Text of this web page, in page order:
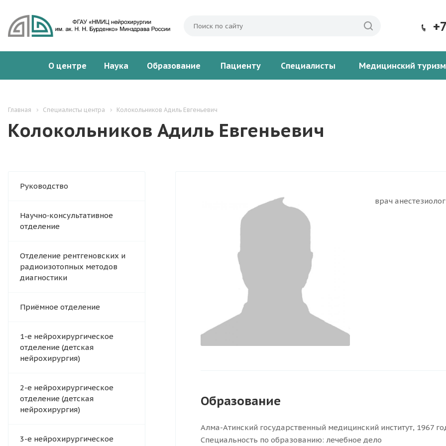
О центре Наука Образование Пациенту Специалисты Медицинский туризм
Главная Специалисты центра Колокольников Адиль Евгеньевич
Колокольников Адиль Евгеньевич
Руководство
Научно‑консультативное
отделение
Отделение рентгеновских и
радиоизотопных методов
диагностики
Приёмное отделение
1-е нейрохирургическое
отделение (детская
нейрохирургия)
2-е нейрохирургическое
отделение (детская
нейрохирургия)
3-е нейрохирургическое
врач
Образование
Алма-Атинский государственный медицинский институт, 1967
Специальность по образованию: лечебное дело